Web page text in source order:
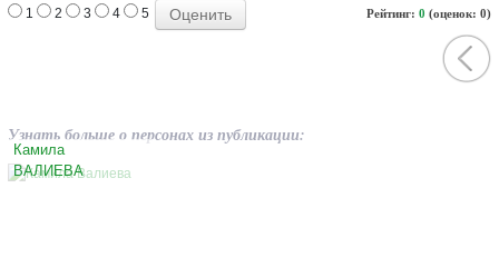
Рейтинг: 0 (оценок: 0)
1 2 3 4 5
Узнать больше о персонах из публикации:
Камила
ВАЛИЕВА